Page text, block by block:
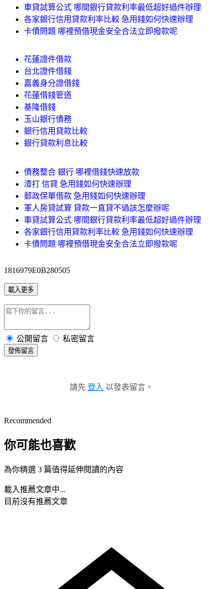
車貸試算公式 哪間銀行貸款利率最低超好過件辦理
各家銀行信用貸款利率比較 急用錢如何快速辦理
卡債問題 哪裡預借現金安全合法立即撥款呢
花蓮證件借款
台北證件借錢
嘉義身分證借錢
花蓮借錢管道
基隆借錢
玉山銀行債務
銀行信用貸款比較
銀行貸款利息比較
債務整合 銀行 哪裡借錢快速放款
渣打 信貸 急用錢如何快速辦理
郵政保單借款 急用錢如何快速辦理
軍人房貸試算 貸款一直貸不過該怎麼辦呢
車貸試算公式 哪間銀行貸款利率最低超好過件辦理
各家銀行信用貸款利率比較 急用錢如何快速辦理
卡債問題 哪裡預借現金安全合法立即撥款呢
1816979E0B280505
載入更多
公開留言 私密留言
發佈留言
請先 登入 以發表留言。
Recommended
你可能也喜歡
為你精選 3 篇值得延伸閱讀的內容
載入推薦文章中...
目前沒有推薦文章